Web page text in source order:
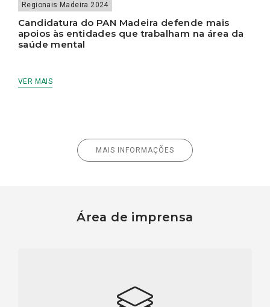
Regionais Madeira 2024
Candidatura do PAN Madeira defende mais
apoios às entidades que trabalham na área da
saúde mental
VER MAIS
MAIS INFORMAÇÕES
Área de imprensa